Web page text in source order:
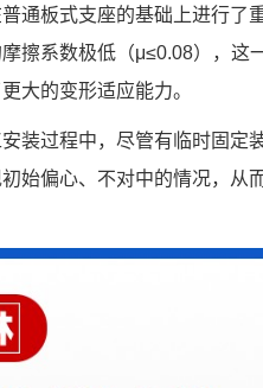
通板式支座的基础上进行了
擦系数极低（μ≤0.08），这
大的变形适应能力。
装过程中，尽管有临时固定
始偏心、不对中的情况，从